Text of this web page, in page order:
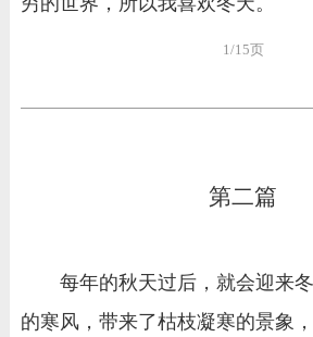
1/15页
第二篇
每年的秋天过后，就会迎来
的寒风，带来了枯枝凝寒的景象